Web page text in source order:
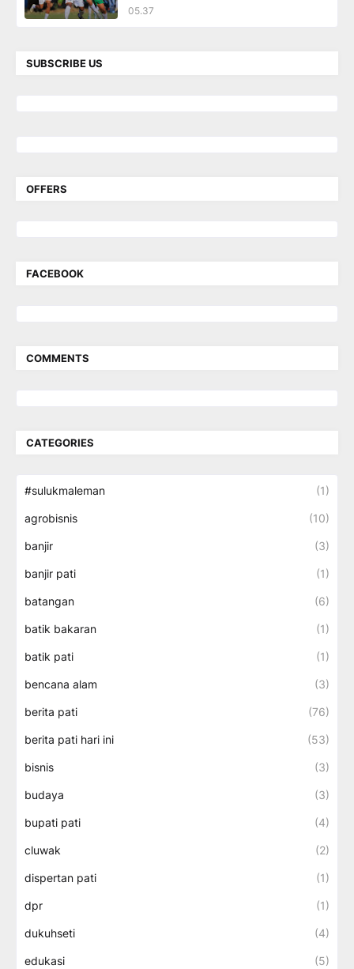
05.37
SUBSCRIBE US
OFFERS
FACEBOOK
COMMENTS
CATEGORIES
#sulukmaleman (1)
agrobisnis (10)
banjir (3)
banjir pati (1)
batangan (6)
batik bakaran (1)
batik pati (1)
bencana alam (3)
berita pati (76)
berita pati hari ini (53)
bisnis (3)
budaya (3)
bupati pati (4)
cluwak (2)
dispertan pati (1)
dpr (1)
dukuhseti (4)
edukasi (5)